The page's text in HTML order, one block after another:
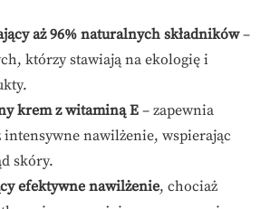
aż 96% naturalnych składników–
którzy stawiają na ekologię i
krem z witaminą E – zapewnia
nawilżenie, wspierając
skóry.
efektywne nawilżenie, chociaż